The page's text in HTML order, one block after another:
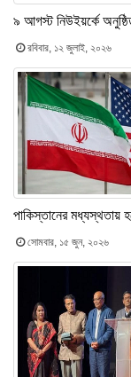
৯ আগস্ট নিউইয়র্কে
রবিবার, ১২ জুলাই, ২০২৬
পাকিস্তানের মধ্যস্থতায়
সোমবার, ১৫ জুন, ২০২৬